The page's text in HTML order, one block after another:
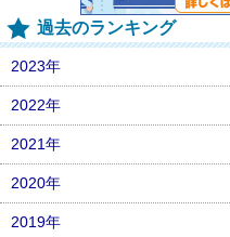
過去のランキング
2023年
2022年
2021年
2020年
2019年